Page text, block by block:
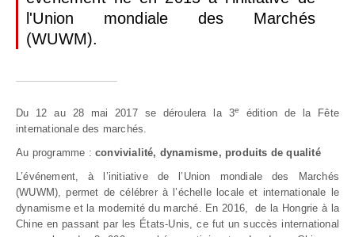
l'Union mondiale des Marchés
(WUWM).
Du 12 au 28 mai 2017 se déroulera la 3e
édition de la Fête
internationale des marchés.
Au programme : convivialité, dynamisme, produits de qualité
L’événement, à l’initiative de l’Union mondiale des Marchés
(WUWM), permet de célébrer à l’échelle locale et internationale le
dynamisme et la modernité du marché. En 2016, de la Hongrie à la
Chine en passant par les États-Unis, ce fut un succès international